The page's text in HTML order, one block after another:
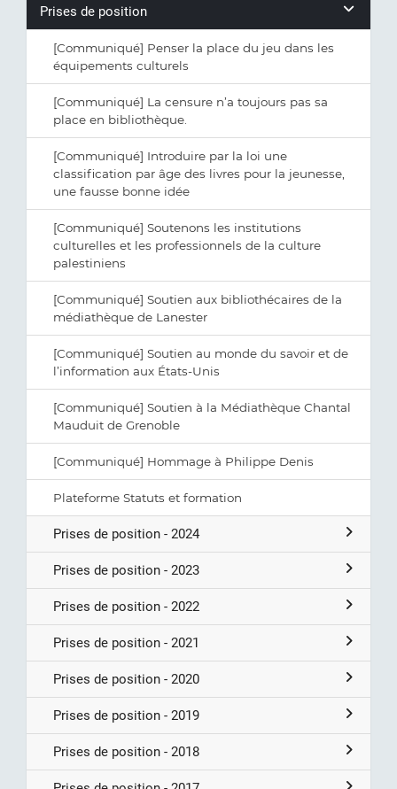
Prises de position
[Communiqué] Penser la place du jeu dans les
équipements culturels
[Communiqué] La censure n’a toujours pas sa
place en bibliothèque.
[Communiqué] Introduire par la loi une
classification par âge des livres pour la jeunesse,
une fausse bonne idée
[Communiqué] Soutenons les institutions
culturelles et les professionnels de la culture
palestiniens
[Communiqué] Soutien aux bibliothécaires de la
médiathèque de Lanester
[Communiqué] Soutien au monde du savoir et de
l’information aux États-Unis
[Communiqué] Soutien à la Médiathèque Chantal
Mauduit de Grenoble
[Communiqué] Hommage à Philippe Denis
Plateforme Statuts et formation
Prises de position - 2024
Prises de position - 2023
Prises de position - 2022
Prises de position - 2021
Prises de position - 2020
Prises de position - 2019
Prises de position - 2018